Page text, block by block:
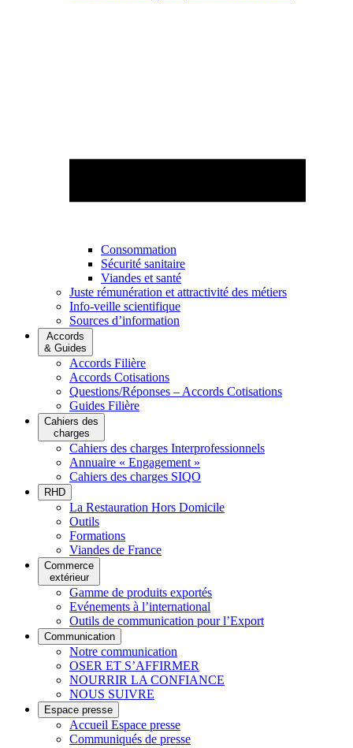
Consommation
Sécurité sanitaire
Viandes et santé
Juste rémunération et attractivité des métiers
Info-veille scientifique
Sources d’information
Accords
& Guides
Accords Filière
Accords Cotisations
Questions/Réponses – Accords Cotisations
Guides Filière
Cahiers des
charges
Cahiers des charges Interprofessionnels
Annuaire « Engagement »
Cahiers des charges SIQO
RHD
La Restauration Hors Domicile
Outils
Formations
Viandes de France
Commerce
extérieur
Gamme de produits exportés
Evénements à l’international
Outils de communication pour l’Export
Communication
Notre communication
OSER ET S’AFFIRMER
NOURRIR LA CONFIANCE
NOUS SUIVRE
Espace presse
Accueil Espace presse
Communiqués de presse